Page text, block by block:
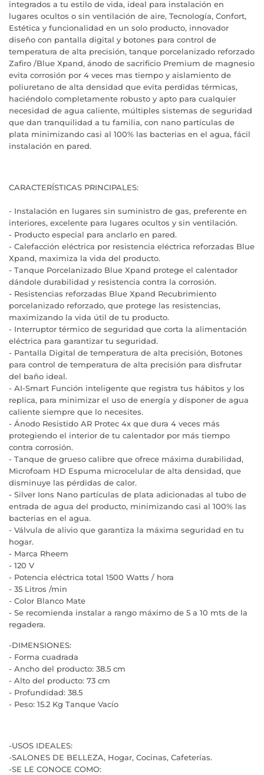
integrados a tu estilo de vida, ideal para instalación en
lugares ocultos o sin ventilación de aire, Tecnología, Confort,
Estética y funcionalidad en un solo producto, innovador
diseño con pantalla digital y botones para control de
temperatura de alta precisión, tanque porcelanizado reforzado
Zafiro /Blue Xpand, ánodo de sacrificio Premium de magnesio
evita corrosión por 4 veces mas tiempo y aislamiento de
poliuretano de alta densidad que evita perdidas térmicas,
haciéndolo completamente robusto y apto para cualquier
necesidad de agua caliente, múltiples sistemas de seguridad
que dan tranquilidad a tu familia, con nano partículas de
plata minimizando casi al 100% las bacterias en el agua, fácil
instalación en pared.
CARACTERÍSTICAS PRINCIPALES:
- Instalación en lugares sin suministro de gas, preferente en
interiores, excelente para lugares ocultos y sin ventilación.
- Producto especial para anclarlo en pared.
- Calefacción eléctrica por resistencia eléctrica reforzadas Blue
Xpand, maximiza la vida del producto.
- Tanque Porcelanizado Blue Xpand protege el calentador
dándole durabilidad y resistencia contra la corrosión.
- Resistencias reforzadas Blue Xpand Recubrimiento
porcelanizado reforzado, que protege las resistencias,
maximizando la vida útil de tu producto.
- Interruptor térmico de seguridad que corta la alimentación
eléctrica para garantizar tu seguridad.
- Pantalla Digital de temperatura de alta precisión, Botones
para control de temperatura de alta precisión para disfrutar
del baño ideal.
- AI-Smart Función inteligente que registra tus hábitos y los
replica, para minimizar el uso de energía y disponer de agua
caliente siempre que lo necesites.
- Ánodo Resistido AR Protec 4x que dura 4 veces más
protegiendo el interior de tu calentador por más tiempo
contra corrosión.
- Tanque de grueso calibre que ofrece máxima durabilidad,
Microfoam HD Espuma microcelular de alta densidad, que
disminuye las pérdidas de calor.
- Silver Ions Nano partículas de plata adicionadas al tubo de
entrada de agua del producto, minimizando casi al 100% las
bacterias en el agua.
- Válvula de alivio que garantiza la máxima seguridad en tu
hogar.
- Marca Rheem
- 120 V
- Potencia eléctrica total 1500 Watts / hora
- 35 Litros /min
- Color Blanco Mate
- Se recomienda instalar a rango máximo de 5 a 10 mts de la
regadera.
-DIMENSIONES:
- Forma cuadrada
- Ancho del producto: 38.5 cm
- Alto del producto: 73 cm
- Profundidad: 38.5
- Peso: 15.2 Kg Tanque Vacío
-USOS IDEALES:
-SALONES DE BELLEZA, Hogar, Cocinas, Cafeterías.
-SE LE CONOCE COMO: